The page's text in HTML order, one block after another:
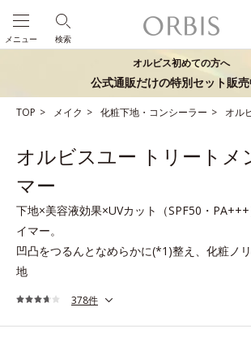
検索
メニュー
オルビス初めての方へ
公式通販だけの特別セット販売
TOP メイク 化粧下地・コンシーラー オル
オルビスユー トリートメ
マー
下地×美容液効果×UVカット（SPF50・
イマー。
凹凸をつるんとなめらかに(*1)整え、化粧ノ
地
378件